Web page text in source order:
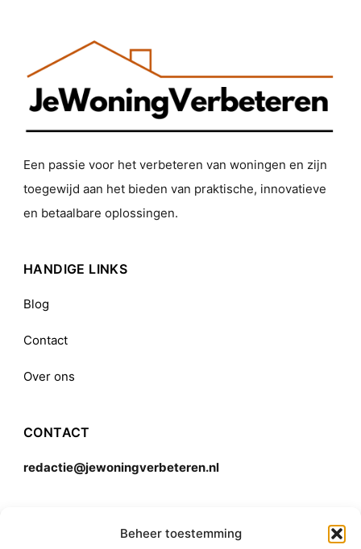
Beheer toestemming
Een passie voor het verbeteren van woningen en zijn
toegewijd aan het bieden van praktische, innovatieve
en betaalbare oplossingen.
HANDIGE LINKS
Blog
Contact
Over ons
CONTACT
redactie@jewoningverbeteren.nl